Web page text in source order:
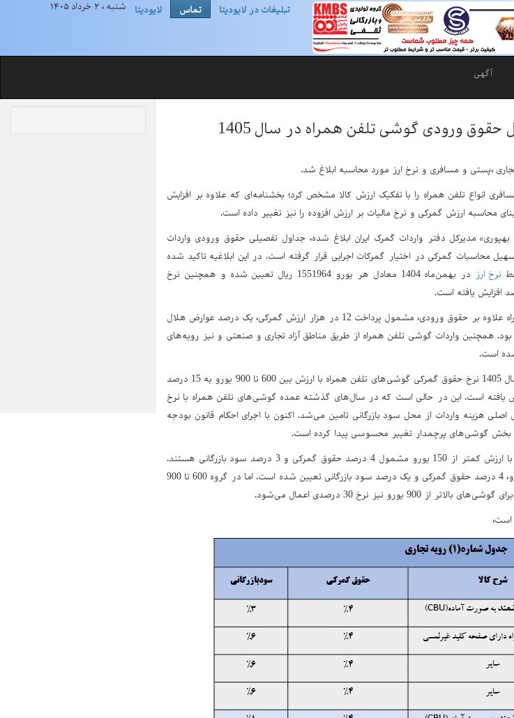
تبلیغات در لایودیتا تماس لایودیتا شنبه ، ۲ خرداد ۱۴۰۵
آگهی
ورودی گوشی تلفن همراه در سال 1405
،پستی و مسافری و نرخ ارز مورد محاسبه ابلاغ شد.
انواع تلفن همراه را با تفکیک ارزش کالا مشخص کرد؛ بخشنامه‌ای که علاوه بر افزایش
مدیرکل دفتر واردات گمرک ایران ابلاغ شده، جداول تفصیلی حقوق ورودی واردات
برای سال 1405 به منظور تسهیل محاسبات گمرکی در اختیار گمرکات اجرایی قرار گرفته است. در این ابلاغیه تاکید شده
نرخ ارز
در بهمن‌ماه 1404 معادل هر یورو 1,551,964 ریال تعیین شده و همچنین نرخ
طبق مفاد این بخشنامه، واردات گوشی تلفن همراه علاوه بر حقوق ورودی، مشمول پرداخت 12 در هزار ارزش گمرکی، یک درصد عوارض هلال
همچنین واردات گوشی تلفن همراه از طریق مناطق آزاد تجاری و صنعتی و نیز رویه‌های
است.
بررسی جداول ابلاغی گمرک نشان می‌دهد در سال 1405 نرخ حقوق گمرکی گوشی‌های تلفن همراه با ارزش بین 600 تا 900 یورو به 15 درصد
900 یورو به 30 درصد افزایش یافته است. این در حالی است که در سال‌های گذشته عمده گوشی‌های تلفن همراه با نرخ
بخش اصلی هزینه واردات از محل سود بازرگانی تامین می‌شد. اکنون با اجرای احکام قانون بودجه
مطابق جدول رویه تجاری، گوشی‌های هوشمند با ارزش کمتر از 150 یورو مشمول 4 درصد حقوق گمرکی و 3 درصد سود بازرگانی هستند.
این نرخ برای گوشی‌های 150 تا کمتر از 600 یورو، 4 درصد حقوق گمرکی و یک درصد سود بازرگانی تعیین شده است. اما در گروه 600 تا 900
است،